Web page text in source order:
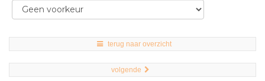
terug naar overzicht
volgende